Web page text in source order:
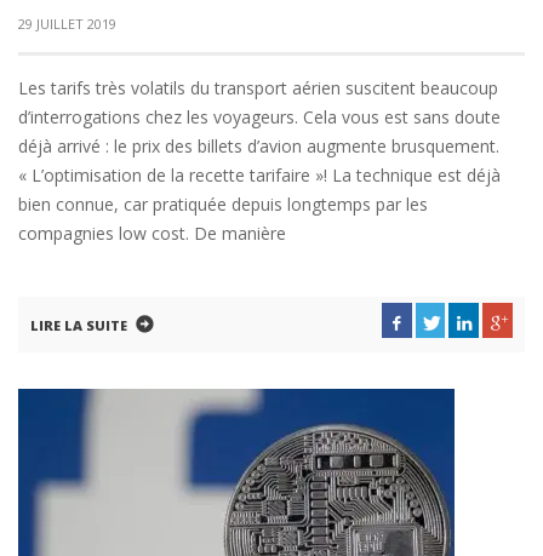
29 JUILLET 2019
Les tarifs très volatils du transport aérien suscitent beaucoup
d’interrogations chez les voyageurs. Cela vous est sans doute
déjà arrivé : le prix des billets d’avion augmente brusquement.
« L’optimisation de la recette tarifaire »! La technique est déjà
bien connue, car pratiquée depuis longtemps par les
compagnies low cost. De manière
LIRE LA SUITE